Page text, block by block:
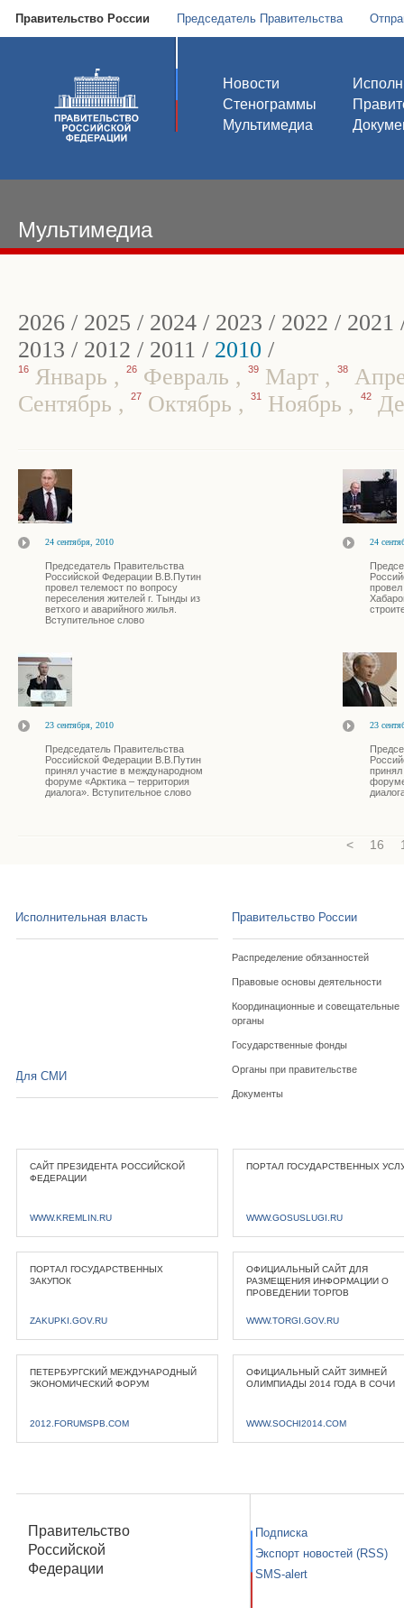
Правительство России Председатель Правительства
Новости
Стенограммы
Мультимедиа
Мультимедиа
2026 / 2025 / 2024 / 2023 / 2022 / 2021
2013 / 2012 / 2011 / 2010 /
16 Январь , 26 Февраль , 39 Март , 38
Сентябрь , 27 Октябрь , 31 Ноябрь , 42
24 сентября, 2010
Председатель Правительства
Российской Федерации В.В.Путин
провел телемост по вопросу
переселения жителей г. Тынды из
ветхого и аварийного жилья.
Вступительное слово
24
23 сентября, 2010
Председатель Правительства
Российской Федерации В.В.Путин
принял участие в международном
форуме «Арктика – территория
диалога». Вступительное слово
23
< 16
Исполнительная власть Правительство России
Распределение обязанностей
Правовые основы деятельности
Координационные и совещательные
органы
Государственные фонды
Органы при правительстве
Документы
Для СМИ
САЙТ ПРЕЗИДЕНТА РОССИЙСКОЙ
ФЕДЕРАЦИИ
WWW.KREMLIN.RU
ПОРТАЛ ГОСУДАРСТВЕННЫХ
WWW.GOSUSLUGI.RU
ПОРТАЛ ГОСУДАРСТВЕННЫХ
ЗАКУПОК
ZAKUPKI.GOV.RU
ОФИЦИАЛЬНЫЙ САЙТ ДЛЯ
РАЗМЕЩЕНИЯ ИНФОРМАЦИИ О
ПРОВЕДЕНИИ ТОРГОВ
WWW.TORGI.GOV.RU
ПЕТЕРБУРГСКИЙ МЕЖДУНАРОДНЫЙ
ЭКОНОМИЧЕСКИЙ ФОРУМ
2012.FORUMSPB.COM
ОФИЦИАЛЬНЫЙ САЙТ ЗИМНЕЙ
ОЛИМПИАДЫ 2014 ГОДА В СОЧИ
WWW.SOCHI2014.COM
Правительство
Российской
Федерации
Подписка
Экспорт новостей (RSS)
SMS-alert